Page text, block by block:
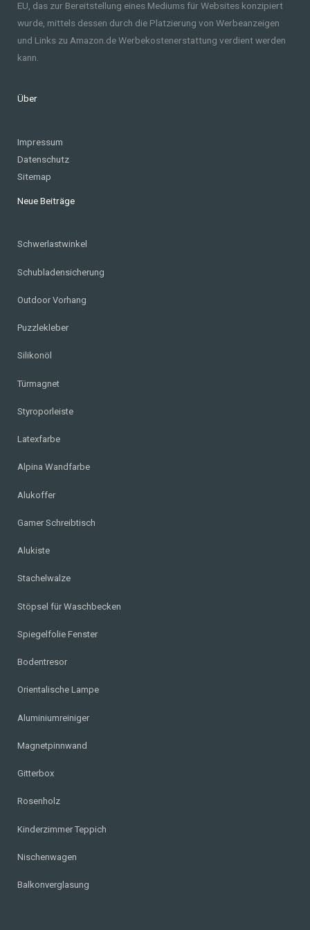
EU, das zur Bereitstellung eines Mediums für Websites konzipiert
wurde, mittels dessen durch die Platzierung von Werbeanzeigen
und Links zu Amazon.de Werbekostenerstattung verdient werden
kann.
Über
Impressum
Datenschutz
Sitemap
Neue Beiträge
Schwerlastwinkel
Schubladensicherung
Outdoor Vorhang
Puzzlekleber
Silikonöl
Türmagnet
Styroporleiste
Latexfarbe
Alpina Wandfarbe
Alukoffer
Gamer Schreibtisch
Alukiste
Stachelwalze
Stöpsel für Waschbecken
Spiegelfolie Fenster
Bodentresor
Orientalische Lampe
Aluminiumreiniger
Magnetpinnwand
Gitterbox
Rosenholz
Kinderzimmer Teppich
Nischenwagen
Balkonverglasung